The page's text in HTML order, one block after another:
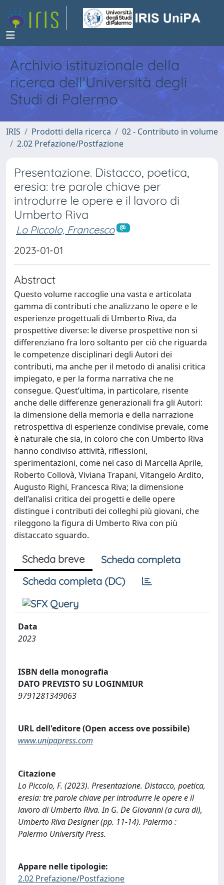
Archivio istituzionale della
ricerca dell'Università degli
Studi di Palermo
IRIS Prodotti della ricerca
02 - Contributo in volume
2.02 Prefazione/Postfazione
Presentazione. Distacco, poetica,
eresia: tre parole chiave per
introdurre le opere e il lavoro di
Umberto Riva
Lo Piccolo, Francesco
2023-01-01
Abstract
Questo volume raccoglie una vasta e articolata
gamma di contributi che analizzano le opere e le
esperienze progettuali di Umberto Riva, da
prospettive diverse: le diverse prospettive non si
differenziano fra loro soltanto per ciò che riguarda
le competenze disciplinari degli Autori dei
contributi, ma anche per il metodo di analisi critica
impiegato, e per la forma narrativa che ne
consegue. Quest’ultima, in particolare, risente
anche delle differenze generazionali fra gli Autori:
la dimensione della memoria e della narrazione
retrospettiva di esperienze condivise prevale, come
è naturale che sia, in coloro che con Umberto Riva
hanno condiviso attività, riflessioni,
sperimentazioni, come nel caso di Marcella Aprile,
Roberto Collovà, Viviana Trapani, Vitangelo Ardito,
Augusto Righi, Francesca Riva; la dimensione
dell’analisi critica dei progetti e delle opere
distingue i contributi dei colleghi più giovani, che
rileggono la figura di Umberto Riva con più
distaccato sguardo.
Scheda breve
Scheda completa
Scheda completa (DC)
Data
2023
ISBN della monografia
DATO PREVISTO SU LOGINMIUR
9791281349063
URL dell'editore (Open access ove possibile)
www.unipapress.com
Citazione
Lo Piccolo, F. (2023). Presentazione. Distacco, poetica,
eresia: tre parole chiave per introdurre le opere e il
lavoro di Umberto Riva. In G. De Giovanni (a cura di),
Umberto Riva Designer (pp. 11-14). Palermo :
Palermo University Press.
Appare nelle tipologie:
2.02 Prefazione/Postfazione